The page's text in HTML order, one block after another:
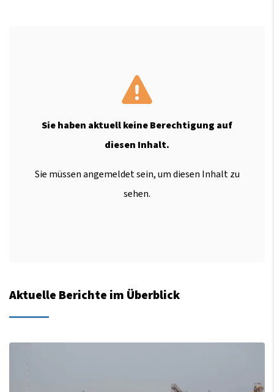
Sie haben aktuell keine Berechtigung auf
diesen Inhalt.
Sie müssen angemeldet sein, um diesen Inhalt zu
sehen.
Aktuelle Berichte im Überblick